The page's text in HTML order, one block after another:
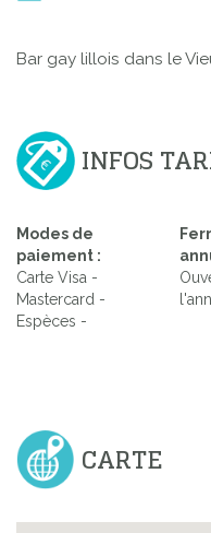
Bar gay lillois dans le
INFOS
Modes de
paiement :
Carte Visa -
Mastercard -
Espèces -
CARTE